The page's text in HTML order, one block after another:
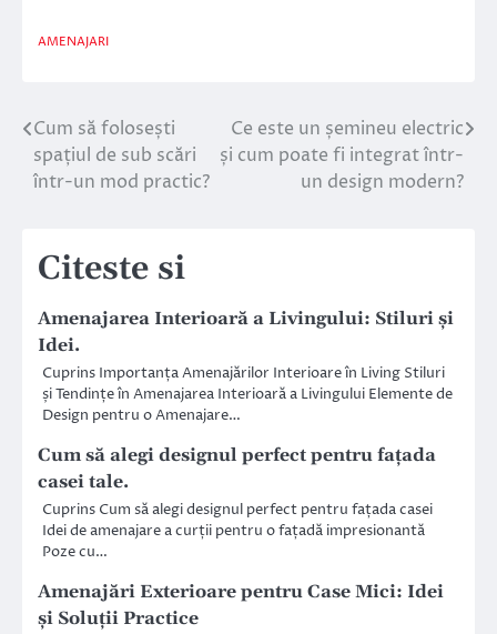
AMENAJARI
Navigare
în
Cum să folosești
spațiul de sub scări
într-un mod practic?
Ce este un șemineu electric
și cum poate fi integrat într-
un design modern?
Citeste si
Amenajarea Interioară a Livingului: Stiluri și
Idei.
Cuprins Importanța Amenajărilor Interioare în Living Stiluri
și Tendințe în Amenajarea Interioară a Livingului Elemente de
Design pentru o Amenajare…
Cum să alegi designul perfect pentru fațada
casei tale.
Cuprins Cum să alegi designul perfect pentru fațada casei
Idei de amenajare a curții pentru o fațadă impresionantă
Poze cu…
Amenajări Exterioare pentru Case Mici: Idei
și Soluții Practice